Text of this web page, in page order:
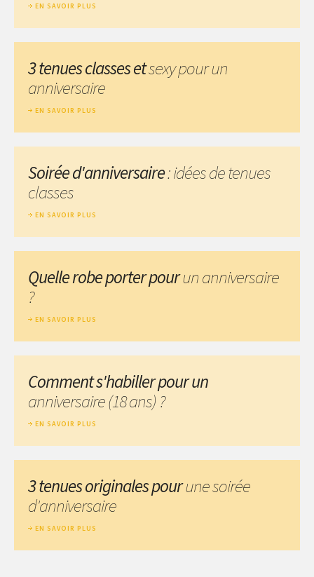
EN SAVOIR PLUS
3 tenues classes etsexy pour un
anniversaire
EN SAVOIR PLUS
Soirée d'anniversaire: idées de tenues
classes
EN SAVOIR PLUS
Quelle robe porter pourun anniversaire
?
EN SAVOIR PLUS
Comment s'habiller pour un
anniversaire (18 ans) ?
EN SAVOIR PLUS
3 tenues originales pourune soirée
d'anniversaire
EN SAVOIR PLUS